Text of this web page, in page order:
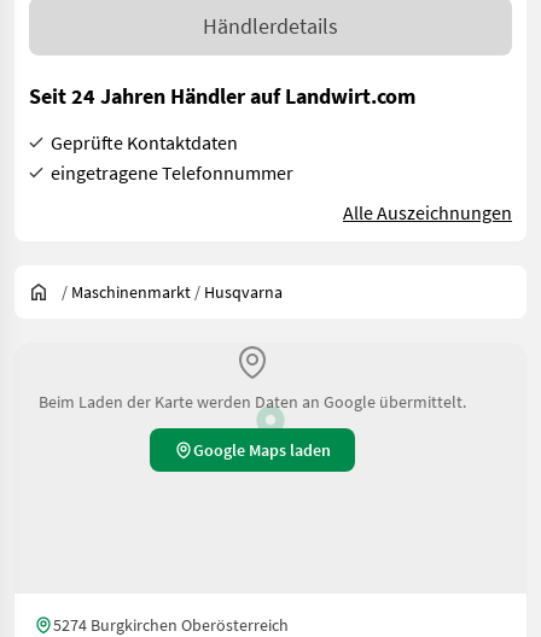
Händlerdetails
Seit 24 Jahren Händler auf Landwirt.com
Geprüfte Kontaktdaten
eingetragene Telefonnummer
Alle Auszeichnungen
/ Maschinenmarkt / Husqvarna
Beim Laden der Karte werden Daten an Google übermittelt.
Google Maps laden
5274 Burgkirchen Oberösterreich